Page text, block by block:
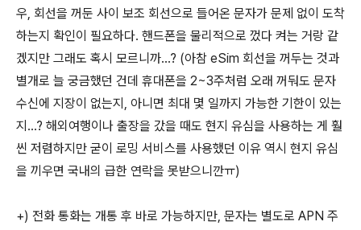
우, 회선을 꺼둔 사이 보조 회선으로 들어온 문자가 문제 없이 도착
하는지 확인이 필요하다. 핸드폰을 물리적으로 껐다 켜는 거랑 같
겠지만 그래도 혹시 모르니까…? (아참 eSim 회선을 꺼두는 것과
별개로 늘 궁금했던 건데 휴대폰을 2~3주처럼 오래 꺼둬도 문자
수신에 지장이 없는지, 아니면 최대 몇 일까지 가능한 기한이 있는
지…? 해외여행이나 출장을 갔을 때도 현지 유심을 사용하는 게 훨
씬 저렴하지만 굳이 로밍 서비스를 사용했던 이유 역시 현지 유심
을 끼우면 국내의 급한 연락을 못받으니깐ㅠ)
+) 전화 통화는 개통 후 바로 가능하지만, 문자는 별도로 APN 주